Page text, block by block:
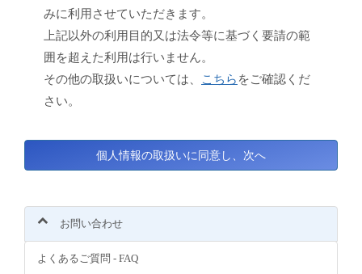
みに利用させていただきます。
上記以外の利用目的又は法令等に基づく要請の範
囲を超えた利用は行いません。
その他の取扱いについては、
こちら をご確認くだ
さい。
お問い合わせ
よくあるご質問 - FAQ